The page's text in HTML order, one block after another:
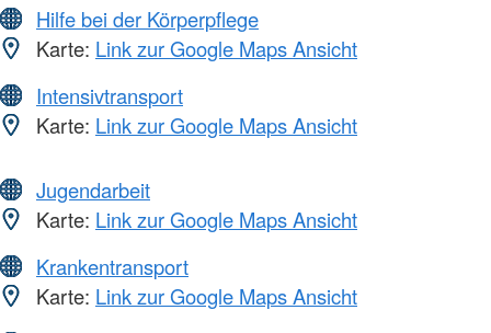
Hilfe bei der Körperpflege
Karte: Link zur Google Maps Ansicht
Intensivtransport
Karte: Link zur Google Maps Ansicht
Jugendarbeit
Karte: Link zur Google Maps Ansicht
Krankentransport
Karte: Link zur Google Maps Ansicht